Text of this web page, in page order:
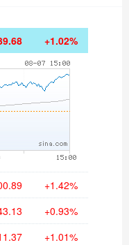
+1.02%
+1.42%
+0.93%
+1.01%